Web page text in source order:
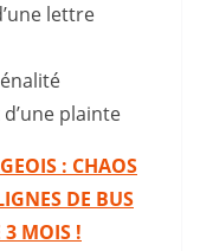
lettre
plainte
: CHAOS
DE BUS
3 MOIS !